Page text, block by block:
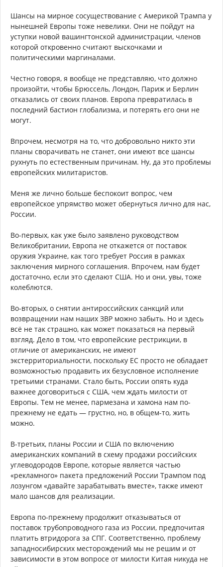
Шансы на мирное сосуществование с Америкой Трампа у
нынешней Европы тоже невелики. Они не пойдут на
уступки новой вашингтонской администрации, членов
которой откровенно считают выскочками и
политическими маргиналами.
Честно говоря, я вообще не представляю, что должно
произойти, чтобы Брюссель, Лондон, Париж и Берлин
отказались от своих планов. Европа превратилась в
последний бастион глобализма, и потерять его они не
могут.
Впрочем, несмотря на то, что добровольно никто эти
планы сворачивать не станет, они имеют все шансы
рухнуть по естественным причинам. Ну, да это проблемы
европейских милитаристов.
Меня же лично больше беспокоит вопрос, чем
европейское упрямство может обернуться лично для нас,
России.
Во-первых, как уже было заявлено руководством
Великобритании, Европа не откажется от поставок
оружия Украине, как того требует Россия в рамках
заключения мирного соглашения. Впрочем, нам будет
достаточно, если это сделают США. Но и они, увы, тоже
колеблются.
Во-вторых, о снятии антироссийских санкций или
возвращении нам наших ЗВР можно забыть. Но и здесь
всё не так страшно, как может показаться на первый
взгляд. Дело в том, что европейские рестрикции, в
отличие от американских, не имеют
экстерриториальности, поскольку ЕС просто не обладает
возможностью продавить их безусловное исполнение
третьими странами. Стало быть, России опять куда
важнее договориться с США, чем ждать милости от
Европы. Тем не менее, пармезана и хамона нам по-
прежнему не едать — грустно, но, в общем-то, жить
можно.
В-третьих, планы России и США по включению
американских компаний в схему продажи российских
углеводородов Европе, которые является частью
«рекламного» пакета предложений России Трампом под
лозунгом «давайте зарабатывать вместе», также имеют
мало шансов для реализации.
Европа по-прежнему продолжит отказываться от
поставок трубопроводного газа из России, предпочитая
платить втридорога за СПГ. Соответственно, проблему
западносибирских месторождений мы не решим и от
зависимости в этом вопросе от милости Китая никуда не